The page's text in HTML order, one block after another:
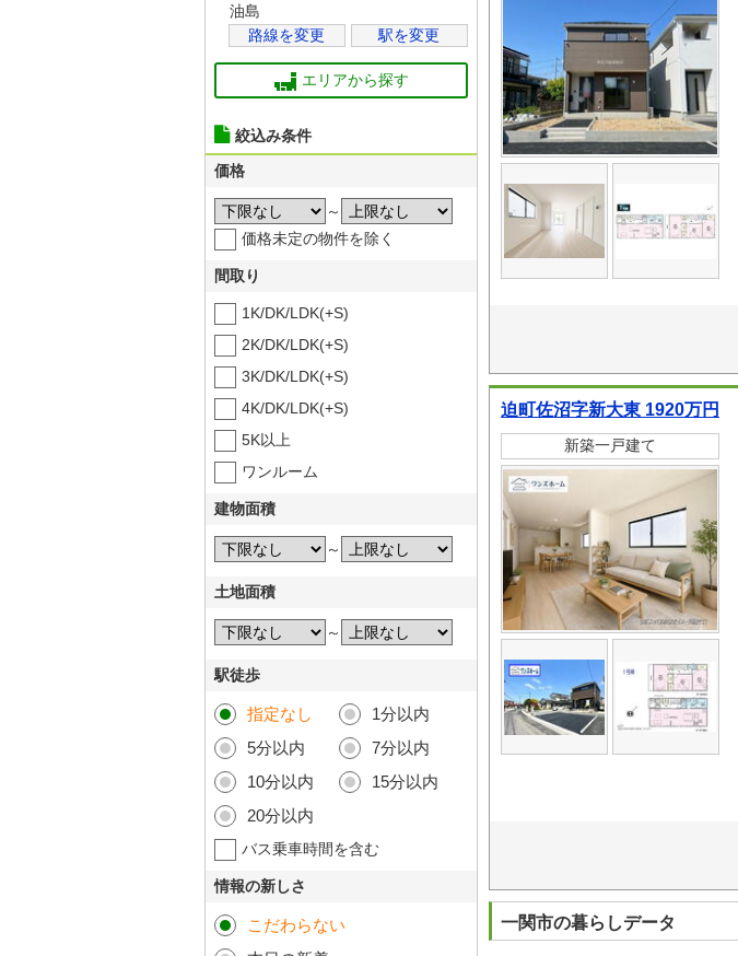
迫町佐沼字新大東 1920万円
新築一戸建て
一関市の暮らしデータ
油島
路線を変更
駅を変更
エリアから探す
絞込み条件
価格
～
価格未定の物件を除く
間取り
1K/DK/LDK(+S)
2K/DK/LDK(+S)
3K/DK/LDK(+S)
4K/DK/LDK(+S)
5K以上
ワンルーム
建物面積
～
土地面積
～
駅徒歩
指定なし
1分以内
5分以内
7分以内
10分以内
15分以内
20分以内
バス乗車時間を含む
情報の新しさ
こだわらない